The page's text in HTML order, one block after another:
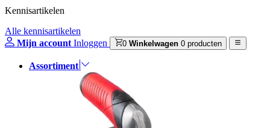
Kennisartikelen
Alle kennisartikelen
Mijn account Inloggen 0 Winkelwagen 0 producten
Assortiment